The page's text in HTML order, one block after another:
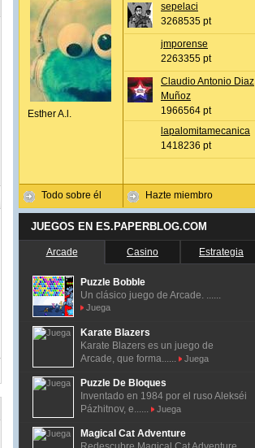
Esther A.l.
Todo sobre él
sepelaci
3268535 pt
jmporense
2263355 pt
Claudio Antonio Diaz
Muñoz
1966564 pt
lapalomitamecanica
1418236 pt
Hazte miembro
JUEGOS EN ES.PAPERBLOG.COM
Arcade Casino Estrategia
Puzzle Bobble
Un clásico juego de Arcade. ......
Juega
Karate Blazers
Karate Blazers es un juego de
Arcade, que forma......
Juega
Puzzle De Bloques
Inventado en 1984 por el ruso Alekséi
Pázhitnov, e......
Juega
Magical Cat Adventure